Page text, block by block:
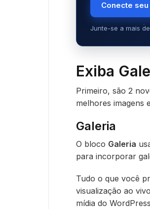
Conecte
Junte-se a mais
Exiba
Primeiro, são 2
melhores imagens
Galeria
O bloco Galeria
para incorporar
Tudo o que você
visualização ao
mídia do